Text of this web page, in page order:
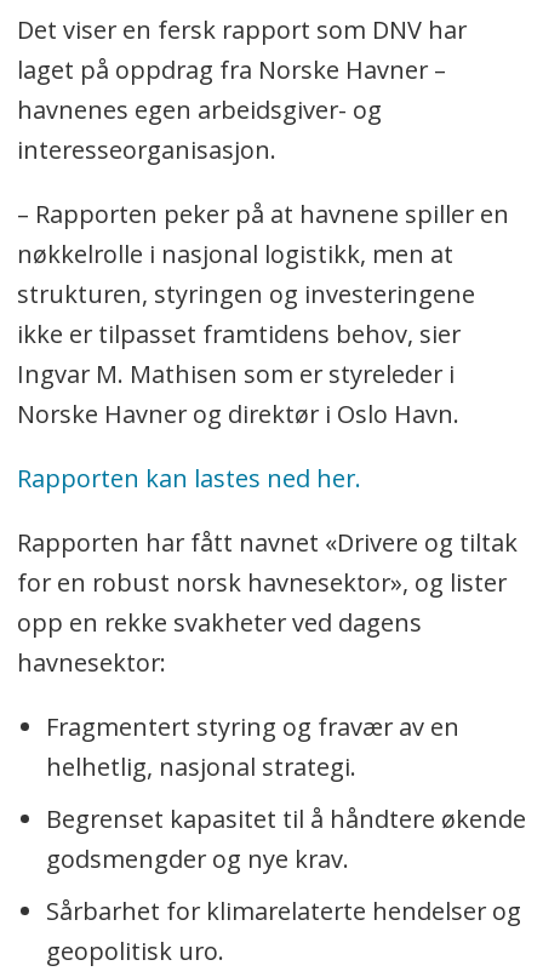
Det viser en fersk rapport som DNV har
laget på oppdrag fra Norske Havner –
havnenes egen arbeidsgiver- og
interesseorganisasjon.
– Rapporten peker på at havnene spiller en
nøkkelrolle i nasjonal logistikk, men at
strukturen, styringen og investeringene
ikke er tilpasset framtidens behov, sier
Ingvar M. Mathisen som er styreleder i
Norske Havner og direktør i Oslo Havn.
Rapporten kan lastes ned her.
Rapporten har fått navnet «Drivere og tiltak
for en robust norsk havnesektor», og lister
opp en rekke svakheter ved dagens
havnesektor:
Fragmentert styring og fravær av en
helhetlig, nasjonal strategi.
Begrenset kapasitet til å håndtere økende
godsmengder og nye krav.
Sårbarhet for klimarelaterte hendelser og
geopolitisk uro.